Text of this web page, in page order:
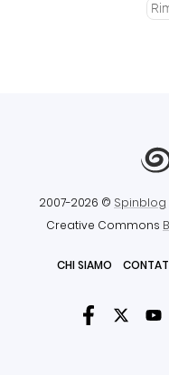
2007-2026 © Spinblog
Creative Commons
CHI SIAMO